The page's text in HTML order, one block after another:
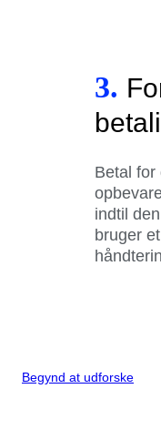
3.
Betal for
indtil
bruger
Begynd at udforske